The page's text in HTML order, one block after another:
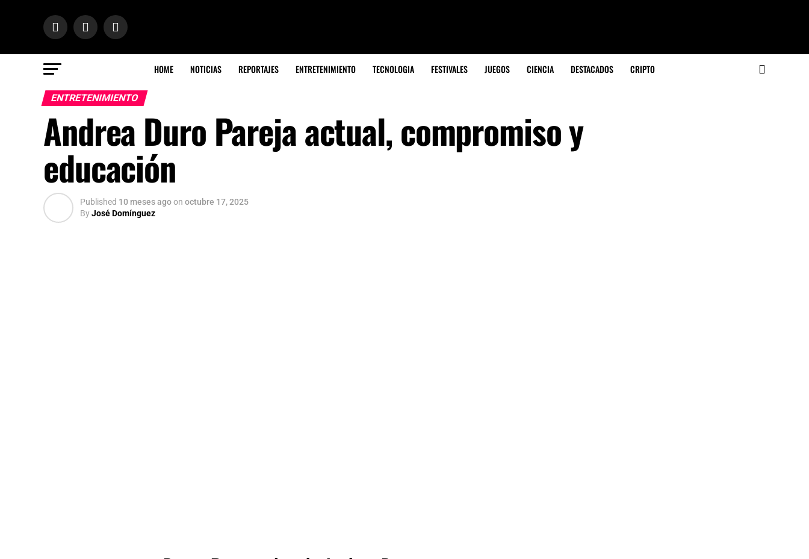
HOME NOTICIAS REPORTAJES ENTRETENIMIENTO TECNOLOGIA FESTIVALES JUEGOS CIENCIA DESTACADOS CRIPTO
ENTRETENIMIENTO
Andrea Duro Pareja actual, compromiso y
educación
Published 10 meses agoon octubre 17, 2025
ByJosé Domínguez